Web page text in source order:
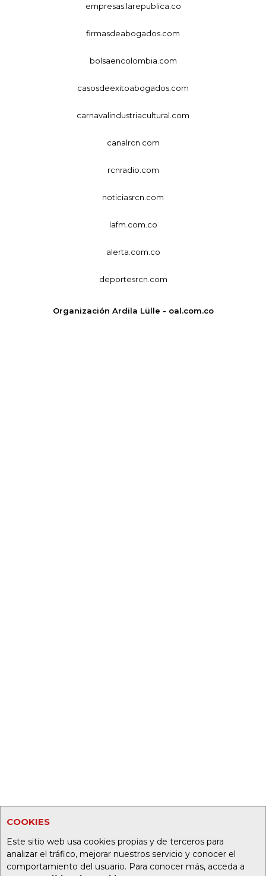
COOKIES
Este sitio web usa cookies propias y de terceros para
analizar el tráfico, mejorar nuestros servicio y conocer el
comportamiento del usuario. Para conocer más, acceda a
empresas.larepublica.co
firmasdeabogados.com
bolsaencolombia.com
casosdeexitoabogados.com
carnavalindustriacultural.com
canalrcn.com
rcnradio.com
noticiasrcn.com
lafm.com.co
alerta.com.co
deportesrcn.com
Organización Ardila Lülle - oal.com.co